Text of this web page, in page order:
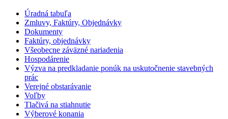
Úradná tabuľa
Zmluvy, Faktúry, Objednávky
Dokumenty
Faktúry, objednávky
Všeobecne záväzné nariadenia
Hospodárenie
Výzva na predkladanie ponúk na uskutočnenie stavebných
prác
Verejné obstarávanie
Voľby
Tlačivá na stiahnutie
Výberové konania